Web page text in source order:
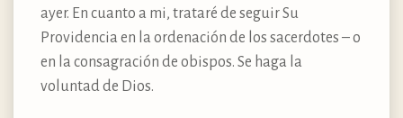
ayer. En cuanto a mi, trataré de seguir Su
Providencia en la ordenación de los sacerdotes – o
en la consagración de obispos. Se haga la
voluntad de Dios.